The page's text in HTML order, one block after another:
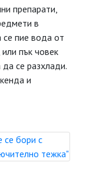
препарати,
в
пие вода от
пък човек
се разхлади.
и